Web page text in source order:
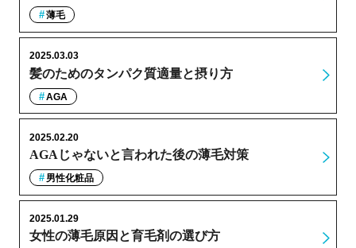
薄毛
髪のためのタンパク質適量と摂り方
2025.03.03
AGA
AGAじゃないと言われた後の薄毛対策
2025.02.20
男性化粧品
女性の薄毛原因と育毛剤の選び方
2025.01.29